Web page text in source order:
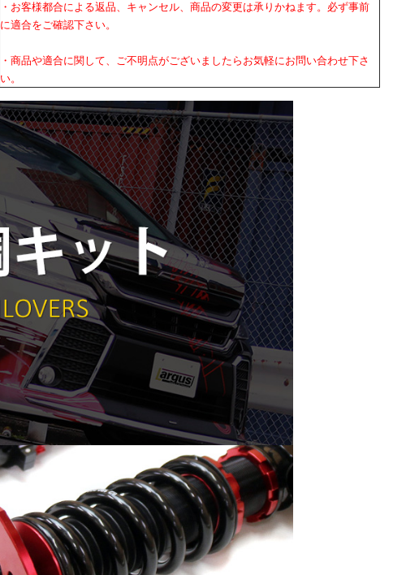
・お客様都合による返品、キャンセル、商品の変更は承りかねます。必ず事前
に適合をご確認下さい。
・商品や適合に関して、ご不明点がございましたらお気軽にお問い合わせ下さ
い。